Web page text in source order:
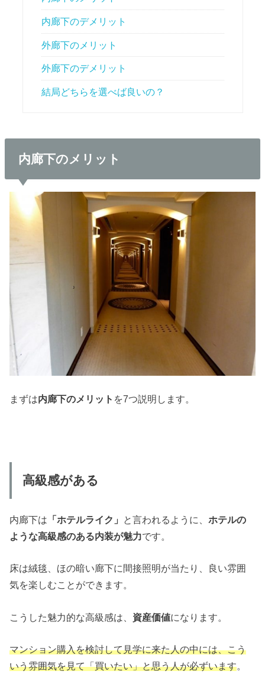
内廊下のデメリット
外廊下のメリット
外廊下のデメリット
結局どちらを選べば良いの？
内廊下のメリット
まずは内廊下のメリット を7つ説明します。
高級感がある
内廊下は 「ホテルライク」 と言われるように、ホテルの
ような高級感のある内装が魅力です。
床は絨毯、ほの暗い廊下に間接照明が当たり、良い雰囲
気を楽しむことができます。
こうした魅力的な高級感は、 資産価値になります。
マンション購入を検討して見学に来た人の中には、こう
いう雰囲気を見て「買いたい」と思う人が必ずいます。